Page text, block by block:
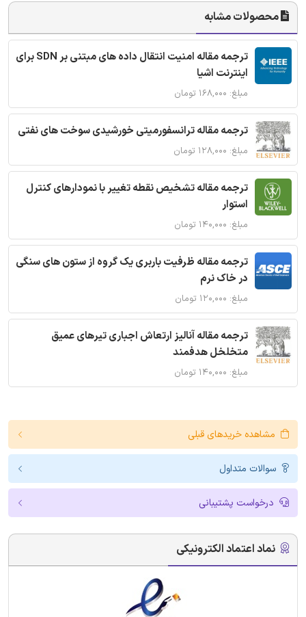
محصولات مشابه
ترجمه مقاله امنیت انتقال داده های مبتنی بر SDN برای
اینترنت اشیا
مبلغ: ۱۶۸,۰۰۰ تومان
ترجمه مقاله ترانسفورمیتی خورشیدی سوخت های نفتی
مبلغ: ۱۲۸,۰۰۰ تومان
ترجمه مقاله تشخیص نقطه تغییر با نمودارهای کنترل
استوار
مبلغ: ۱۴۰,۰۰۰ تومان
ترجمه مقاله ظرفیت باربری یک گروه از ستون های سنگی
در خاک نرم
مبلغ: ۱۲۰,۰۰۰ تومان
ترجمه مقاله آنالیز ارتعاش اجباری تیرهای عمیق
متخلخل هدفمند
مبلغ: ۱۴۰,۰۰۰ تومان
مشاهده خریدهای قبلی
سوالات متداول
درخواست پشتیبانی
نماد اعتماد الکترونیکی